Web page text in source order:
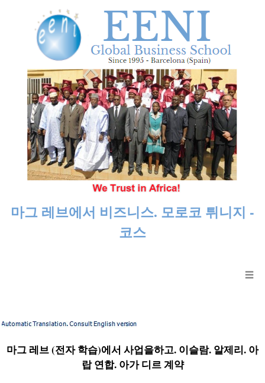
마그 레브에서 비즈니스. 모로코 튀니지 -
코스
☰
마그 레브 (전자 학습)에서 사업을하고. 이슬람. 알제리. 아
랍 연합. 아가 디르 계약